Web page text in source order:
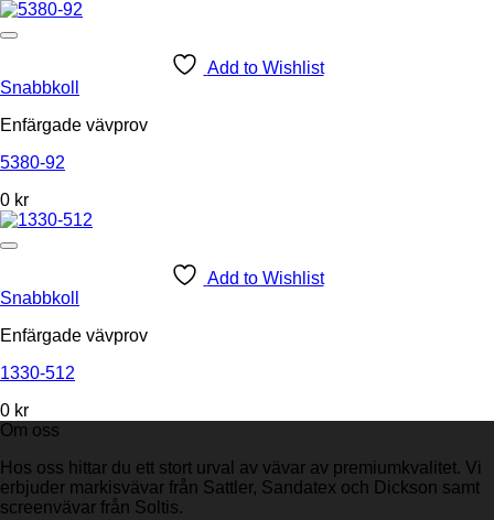
Add to Wishlist
Snabbkoll
Enfärgade vävprov
5380-92
0 kr
Add to Wishlist
Snabbkoll
Enfärgade vävprov
1330-512
0 kr
Om oss
Hos oss hittar du ett stort urval av vävar av premiumkvalitet. Vi
erbjuder markisvävar från Sattler, Sandatex och Dickson samt
screenvävar från Soltis.